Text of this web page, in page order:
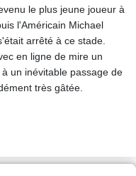
le plus jeune joueur à
l'Américain Michael
arrêté à ce stade.
en ligne de mire un
un inévitable passage de
très gâtée.